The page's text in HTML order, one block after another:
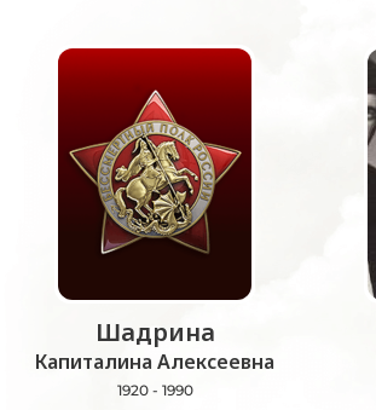
Шадрина
Капиталина Алексеевна
1920 - 1990